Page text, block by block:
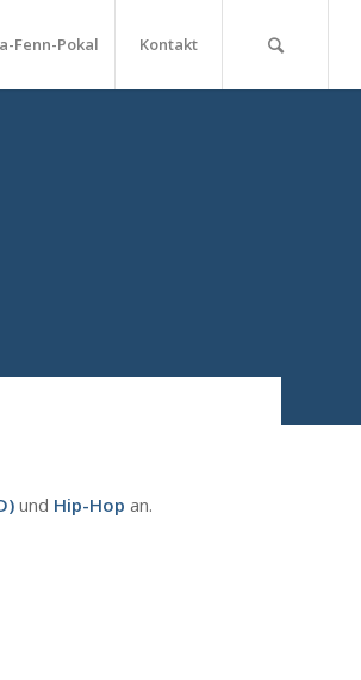
Fenn-Pokal Kontakt
und Hip-Hop an.